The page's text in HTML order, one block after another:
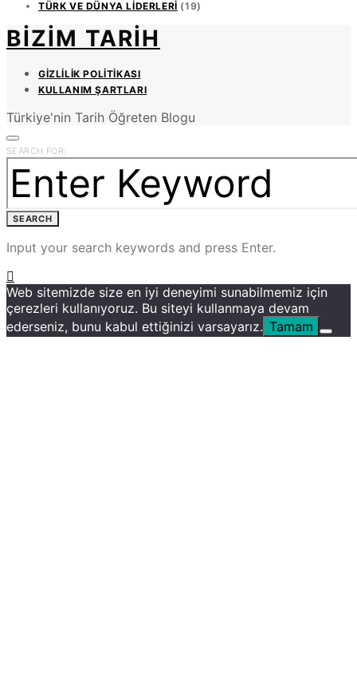
TÜRK VE DÜNYA LIDERLERI (19)
BIZIM TARIH
GIZLILIK POLITIKASI
KULLANIM ŞARTLARI
Türkiye'nin Tarih Öğreten Blogu
SEARCH FOR:
SEARCH
Input your search keywords and press Enter.
Web sitemizde size en iyi deneyimi sunabilmemiz için
çerezleri kullanıyoruz. Bu siteyi kullanmaya devam
ederseniz, bunu kabul ettiğinizi varsayarız. Tamam